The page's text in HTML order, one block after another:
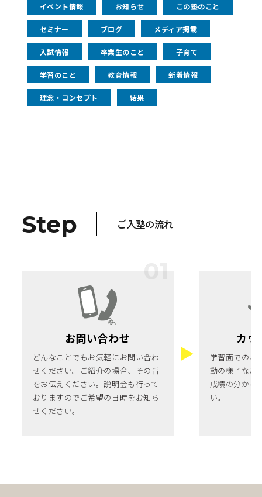
イベント情報 お知らせ この塾のこと
セミナー ブログ メディア掲載
入試情報 卒業生のこと 子育て
学習のこと 教育情報 新着情報
理念・コンセプト 結果
Step ご入塾の流れ
お問い合わせ
どんなことでもお気軽にお問い合わ
せください。ご紹介の場合、その旨
をお伝えください。説明会も行って
おりますのでご希望の日時をお知ら
せください。
カウ
学習面でのお
動の様子など
成績の分かる
い。